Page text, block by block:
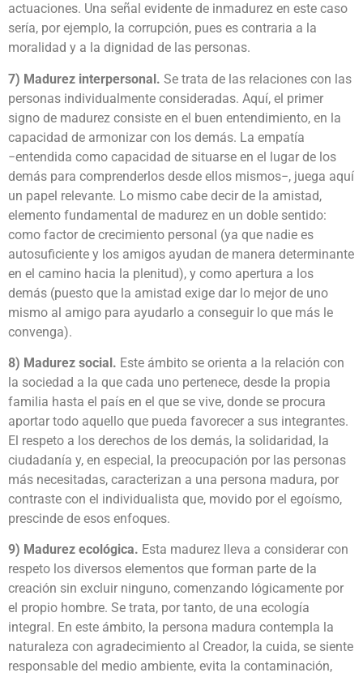
actuaciones. Una señal evidente de inmadurez en este caso
sería, por ejemplo, la corrupción, pues es contraria a la
moralidad y a la dignidad de las personas.
7) Madurez interpersonal. Se trata de las relaciones con las
personas individualmente consideradas. Aquí, el primer
signo de madurez consiste en el buen entendimiento, en la
capacidad de armonizar con los demás. La empatía
−entendida como capacidad de situarse en el lugar de los
demás para comprenderlos desde ellos mismos−, juega aquí
un papel relevante. Lo mismo cabe decir de la amistad,
elemento fundamental de madurez en un doble sentido:
como factor de crecimiento personal (ya que nadie es
autosuficiente y los amigos ayudan de manera determinante
en el camino hacia la plenitud), y como apertura a los
demás (puesto que la amistad exige dar lo mejor de uno
mismo al amigo para ayudarlo a conseguir lo que más le
convenga).
8) Madurez social. Este ámbito se orienta a la relación con
la sociedad a la que cada uno pertenece, desde la propia
familia hasta el país en el que se vive, donde se procura
aportar todo aquello que pueda favorecer a sus integrantes.
El respeto a los derechos de los demás, la solidaridad, la
ciudadanía y, en especial, la preocupación por las personas
más necesitadas, caracterizan a una persona madura, por
contraste con el individualista que, movido por el egoísmo,
prescinde de esos enfoques.
9) Madurez ecológica. Esta madurez lleva a considerar con
respeto los diversos elementos que forman parte de la
creación sin excluir ninguno, comenzando lógicamente por
el propio hombre. Se trata, por tanto, de una ecología
integral. En este ámbito, la persona madura contempla la
naturaleza con agradecimiento al Creador, la cuida, se siente
responsable del medio ambiente, evita la contaminación,